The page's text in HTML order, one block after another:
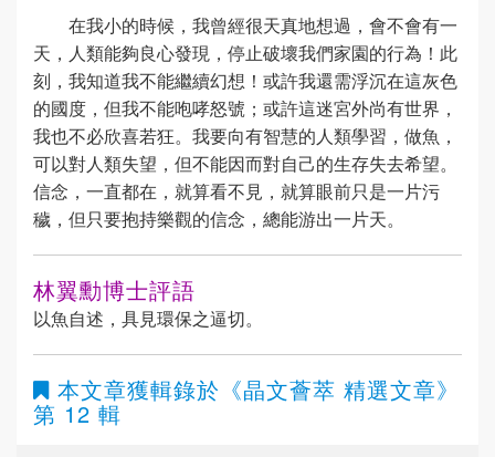
在我小的時候，我曾經很天真地想過，會不會有一
天，人類能夠良心發現，停止破壞我們家園的行為！此
刻，我知道我不能繼續幻想！或許我還需浮沉在這灰色
的國度，但我不能咆哮怒號；或許這迷宮外尚有世界，
我也不必欣喜若狂。我要向有智慧的人類學習，做魚，
可以對人類失望，但不能因而對自己的生存失去希望。
信念，一直都在，就算看不見，就算眼前只是一片污
穢，但只要抱持樂觀的信念，總能游出一片天。
林翼勳博士評語
以魚自述，具見環保之逼切。
本文章獲輯錄於 《晶文薈萃 精選文章》
第 12 輯